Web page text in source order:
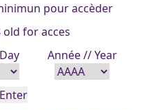
pour accèder
old for acces
Année // Year